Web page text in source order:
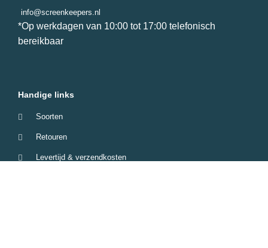
info@screenkeepers.nl
*Op werkdagen van 10:00 tot 17:00 telefonisch
bereikbaar
Handige links
Soorten
Retouren
Levertijd & verzendkosten